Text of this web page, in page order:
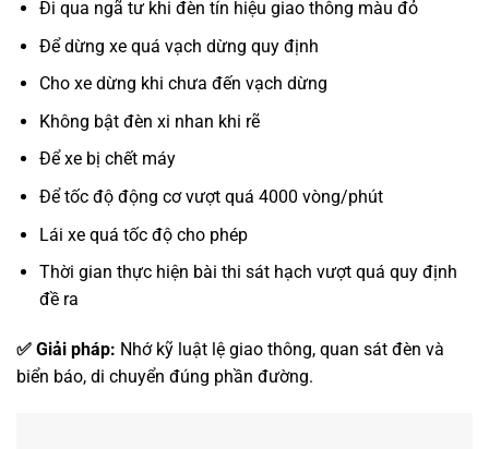
Đi qua ngã tư khi đèn tín hiệu giao thông màu đỏ
Để dừng xe quá vạch dừng quy định
Cho xe dừng khi chưa đến vạch dừng
Không bật đèn xi nhan khi rẽ
Để xe bị chết máy
Để tốc độ động cơ vượt quá 4000 vòng/phút
Lái xe quá tốc độ cho phép
Thời gian thực hiện bài thi sát hạch vượt quá quy định
đề ra
✅ Giải pháp: Nhớ kỹ luật lệ giao thông, quan sát đèn và
biển báo, di chuyển đúng phần đường.